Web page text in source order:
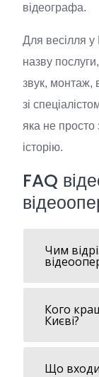
відеографа.
Для весілля у
назву
звук, монтаж,
зі
яка не
історію.
FAQ
Чим
Кого
Києві?
Що